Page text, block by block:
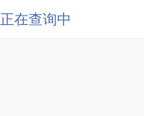
正在查询中